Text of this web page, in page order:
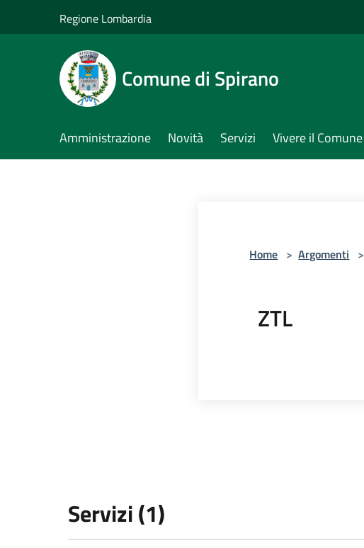
Regione Lombardia
Comune di Spirano
Amministrazione Novità Servizi Vivere il Comune
Home > Argomenti >
ZTL
Servizi (1)